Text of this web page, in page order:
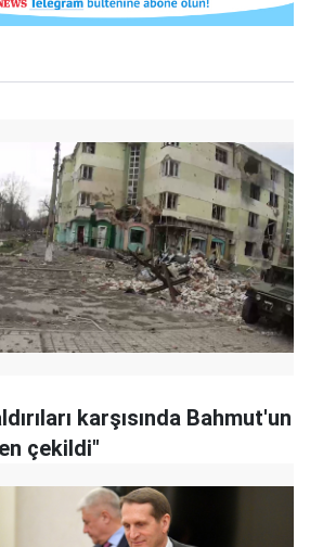
karşısında Bahmut'un
çekildi"